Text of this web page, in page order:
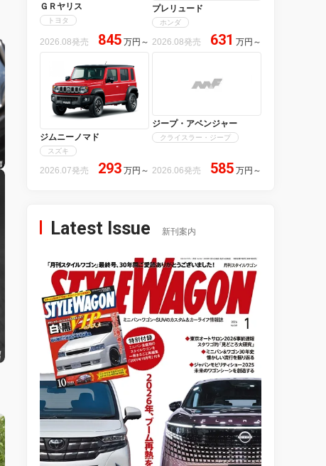
ＧＲヤリス
トヨタ
2026.08発売 845 万円 ～
プレリュード
ホンダ
2026.08発売 631 万円 ～
ジムニーノマド
スズキ
2026.07発売 293 万円 ～
ジープ・アベンジャー
クライスラー・ジープ
2026.06発売 585 万円 ～
Latest Issue 新刊案内